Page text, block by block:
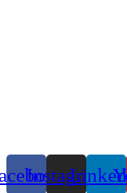
Instagram